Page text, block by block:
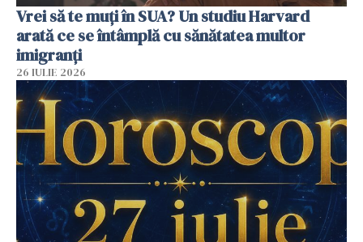
Vrei să te muți în SUA? Un studiu Harvard
arată ce se întâmplă cu sănătatea multor
imigranți
26 IULIE 2026